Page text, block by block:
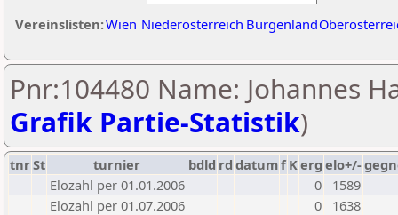
Vereinslisten:Wien Niederösterreich Burgenland
Pnr:104480 Name: Johannes
Grafik Partie-Statistik)
tnrSt turnier bdld rd datumf Kerg elo+/-
Elozahl per 01.01.2006
0
1589
Elozahl per 01.07.2006
0
1638